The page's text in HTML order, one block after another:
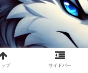
ップ サイドバー